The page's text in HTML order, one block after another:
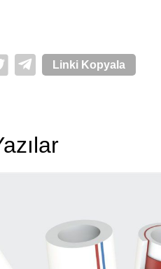
Linki Kopyala